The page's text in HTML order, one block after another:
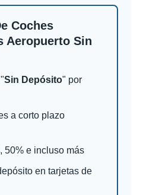
Coches
Aeropuerto Sin
Sin Depósito" por
a corto plazo
50% e incluso más
en tarjetas de